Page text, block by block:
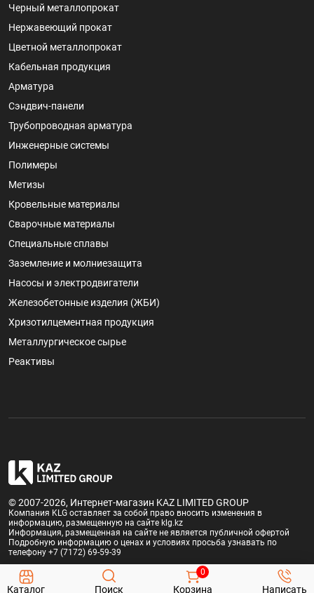
Черный металлопрокат
Нержавеющий прокат
Цветной металлопрокат
Кабельная продукция
Арматура
Сэндвич-панели
Трубопроводная арматура
Инженерные системы
Полимеры
Метизы
Кровельные материалы
Сварочные материалы
Специальные сплавы
Заземление и молниезащита
Насосы и электродвигатели
Железобетонные изделия (ЖБИ)
Хризотилцементная продукция
Металлургическое сырье
Реактивы
© 2007-2026, Интернет-магазин KAZ LIMITED GROUP
Компания KLG оставляет за собой право вносить изменения в
информацию, размещенную на сайте klg.kz
Информация, размещенная на сайте не является публичной офертой
Подробную информацию о ценах и условиях просьба узнавать по
телефону +7 (7172) 69-59-39
Каталог Поиск Корзина
0
Написать